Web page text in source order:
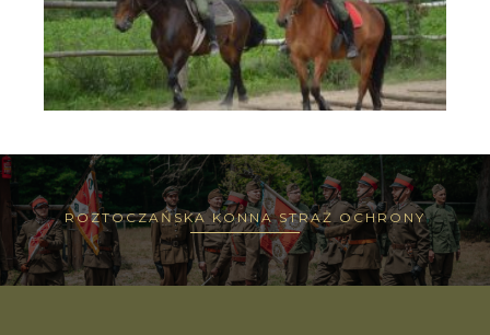
ROZTOCZAŃSKA KONNA STRAŻ OCHRONY